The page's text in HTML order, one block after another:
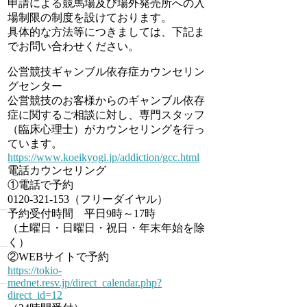
申請による競馬場及び場外発売所への入
場制限の制度を設けております。
具体的な方法等につきましては、下記ま
でお問い合わせください。
公営競技ギャンブル依存症カウンセリン
グセンター
公営競技のお客様からのギャンブル依存
症に関するご相談に対し、専門スタッフ
（臨床心理士）がカウンセリングを行っ
ています。
https://www.koeikyogi.jp/addiction/gcc.html
電話カウンセリング
①電話で予約
0120-321-153（フリーダイヤル）
予約受付時間 平日9時～17時
（土曜日・日曜日・祝日・年末年始を除
く）
②WEBサイトで予約
https://tokio-
mednet.resv.jp/direct_calendar.php?
direct_id=12